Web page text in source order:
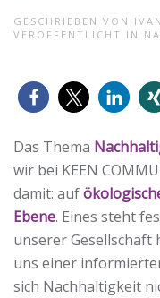
GESCHRIEBEN VON
VERÖFFENTLICHT IN
Das Thema
wir bei KEEN
damit: auf
Ebene. Eines steht
unserer Gesellschaft
uns einer
sich Nachhaltigkeit